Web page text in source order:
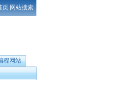
页 网站搜索
程网站